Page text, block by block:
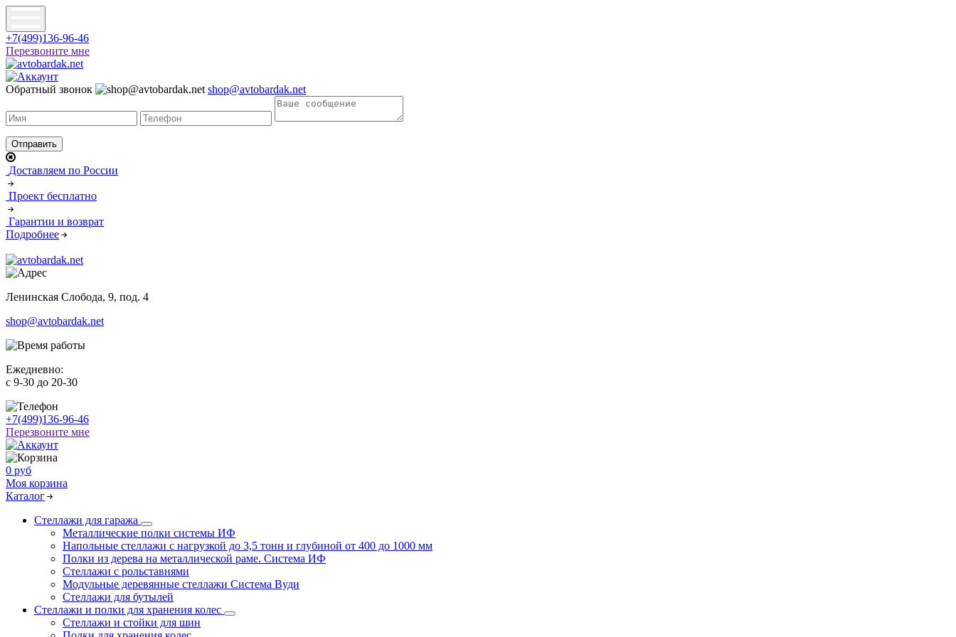
+7(499)136-96-46
Перезвоните мне
Обратный звонок shop@avtobardak.net
Доставляем по России
Проект бесплатно
Гарантии и возврат
Подробнее
Ленинская Слобода, 9, под. 4
shop@avtobardak.net
Ежедневно:
c 9-30 до 20-30
+7(499)136-96-46
Перезвоните мне
0 руб
Моя корзина
Каталог
Стеллажи для гаража
Металлические полки системы ИФ
Напольные стеллажи с нагрузкой до 3,5 тонн и глубиной от 400 до 1000 мм
Полки из дерева на металлической раме. Система ИФ
Стеллажи с рольставнями
Модульные деревянные стеллажи Система Вуди
Стеллажи для бутылей
Стеллажи и полки для хранения колес
Стеллажи и стойки для шин